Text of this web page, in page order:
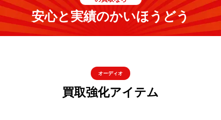
安心と実績のかいほうどう
オーディオ
買取強化アイテム